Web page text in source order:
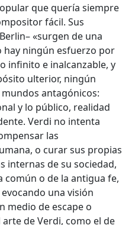
que quería siempre
fácil. Sus
«surgen de una
hay ningún esfuerzo por
infinito e inalcanzable, y
ulterior, ningún
antagónicos:
y lo público, realidad
Verdi no intenta
las
o curar sus propias
internas de su sociedad,
común o de la antigua fe,
una visión
medio de escape o
de Verdi, como el de